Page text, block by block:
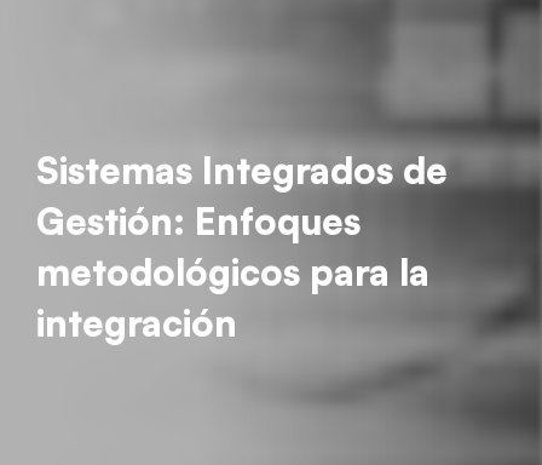
Sistemas Integrados de
Gestión: Enfoques
metodológicos para la
integración